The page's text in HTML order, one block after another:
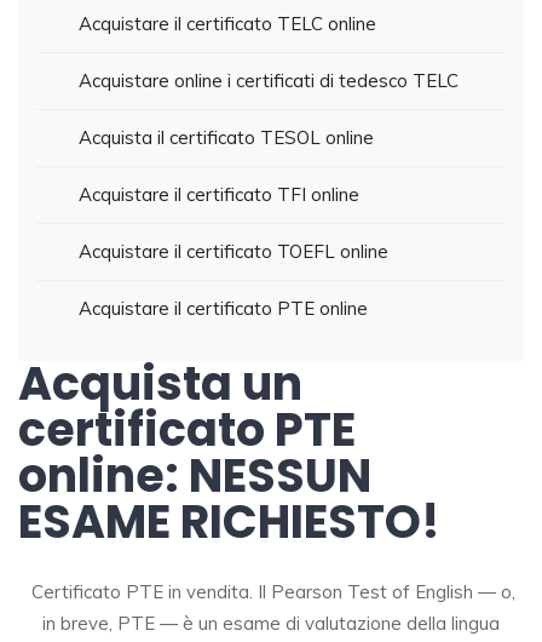
Acquistare il certificato TELC online
Acquistare online i certificati di tedesco TELC
Acquista il certificato TESOL online
Acquistare il certificato TFI online
Acquistare il certificato TOEFL online
Acquistare il certificato PTE online
Acquista un
certificato PTE
online: NESSUN
ESAME RICHIESTO!
Certificato PTE in vendita. Il Pearson Test of English — o,
in breve, PTE — è un esame di valutazione della lingua